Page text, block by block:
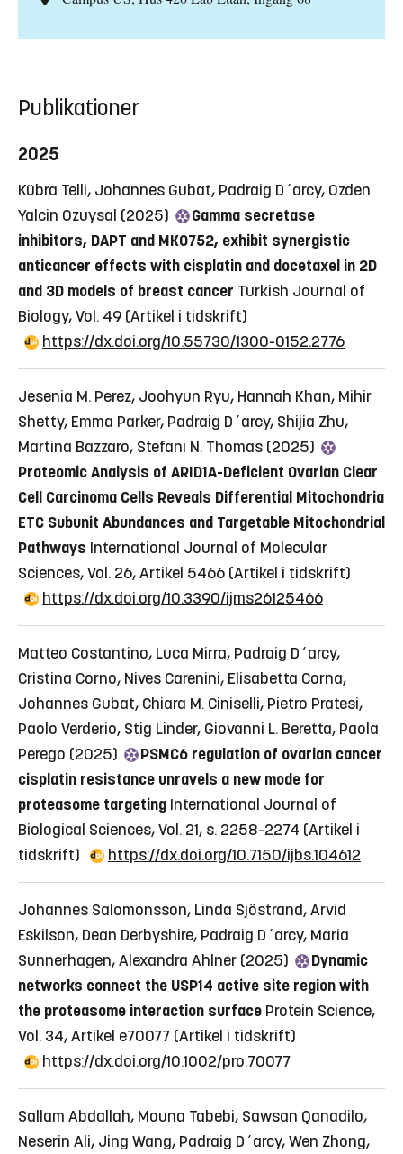
Publikationer
2025
Kübra Telli, Johannes Gubat, Padraig D´arcy, Ozden
Yalcin Ozuysal (2025)
Gamma secretase
inhibitors, DAPT and MK0752, exhibit synergistic
anticancer effects with cisplatin and docetaxel in 2D
and 3D models of breast cancer Turkish Journal of
Biology, Vol. 49 (Artikel i tidskrift)
https://dx.doi.org/10.55730/1300-0152.2776
Jesenia M. Perez, Joohyun Ryu, Hannah Khan, Mihir
Shetty, Emma Parker, Padraig D´arcy, Shijia Zhu,
Martina Bazzaro, Stefani N. Thomas (2025)
Proteomic Analysis of ARID1A-Deficient Ovarian Clear
Cell Carcinoma Cells Reveals Differential Mitochondria
ETC Subunit Abundances and Targetable Mitochondrial
Pathways International Journal of Molecular
Sciences, Vol. 26, Artikel 5466 (Artikel i tidskrift)
https://dx.doi.org/10.3390/ijms26125466
Matteo Costantino, Luca Mirra, Padraig D´arcy,
Cristina Corno, Nives Carenini, Elisabetta Corna,
Johannes Gubat, Chiara M. Ciniselli, Pietro Pratesi,
Paolo Verderio, Stig Linder, Giovanni L. Beretta, Paola
Perego (2025)
PSMC6 regulation of ovarian cancer
cisplatin resistance unravels a new mode for
proteasome targeting International Journal of
Biological Sciences, Vol. 21, s. 2258-2274 (Artikel i
tidskrift)
https://dx.doi.org/10.7150/ijbs.104612
Johannes Salomonsson, Linda Sjöstrand, Arvid
Eskilson, Dean Derbyshire, Padraig D´arcy, Maria
Sunnerhagen, Alexandra Ahlner (2025)
Dynamic
networks connect the USP14 active site region with
the proteasome interaction surface Protein Science,
Vol. 34, Artikel e70077 (Artikel i tidskrift)
https://dx.doi.org/10.1002/pro.70077
Sallam Abdallah, Mouna Tabebi, Sawsan Qanadilo,
Neserin Ali, Jing Wang, Padraig D´arcy, Wen Zhong,